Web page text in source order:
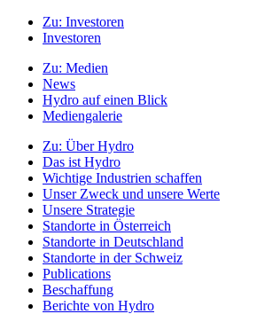
Zu: Investoren
Investoren
Zu: Medien
News
Hydro auf einen Blick
Mediengalerie
Zu: Über Hydro
Das ist Hydro
Wichtige Industrien schaffen
Unser Zweck und unsere Werte
Unsere Strategie
Standorte in Österreich
Standorte in Deutschland
Standorte in der Schweiz
Publications
Beschaffung
Berichte von Hydro